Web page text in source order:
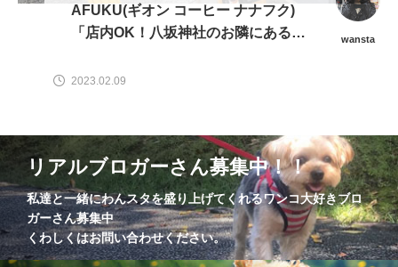
AFUKU(ギオン コーヒー ナナフク)
「店内OK！八坂神社のお隣にある自
wansta
2023.02.09
リアルブロガーさん募集中！！
私達と一緒にわんスタを盛り上げてくれるワンコ大好きブロ
ガーさん募集中
くわしくはお問い合わせください。